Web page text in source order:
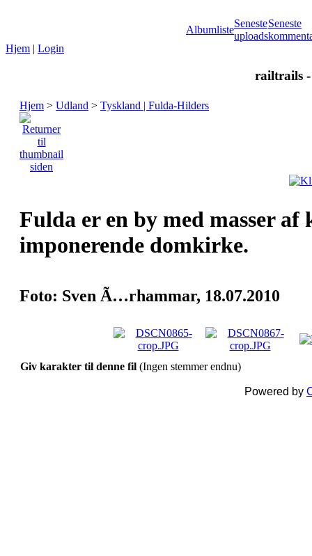
Albumliste
Seneste
uploads
Seneste
Hjem | Login
railtrails
Hjem > Udland > Tyskland | Fulda-Hilders
Fulda er en by med masser
imponerende domkirke.
Foto: Sven Ã…rhammar, 18.07.2010
Giv karakter til denne fil (Ingen stemmer endnu)
Powered by